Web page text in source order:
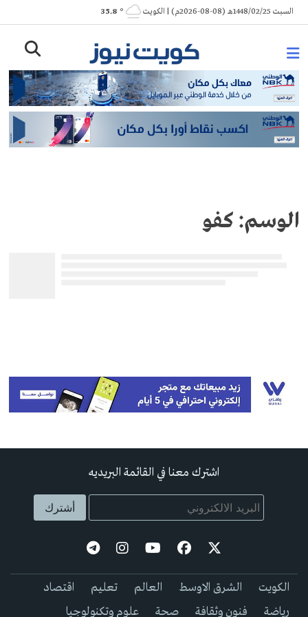
Skip
to
السبت 1448/02/25هـ (08-08-2026م) | الكويت ° 35.8
الوسم: كفو
اشترك معنا في القائمة البريديه
الكويت الشرق الاوسط العالم تعليم
اقتصاد
رياضة
فنون وثقافة صحة علوم وتكنولوجيا